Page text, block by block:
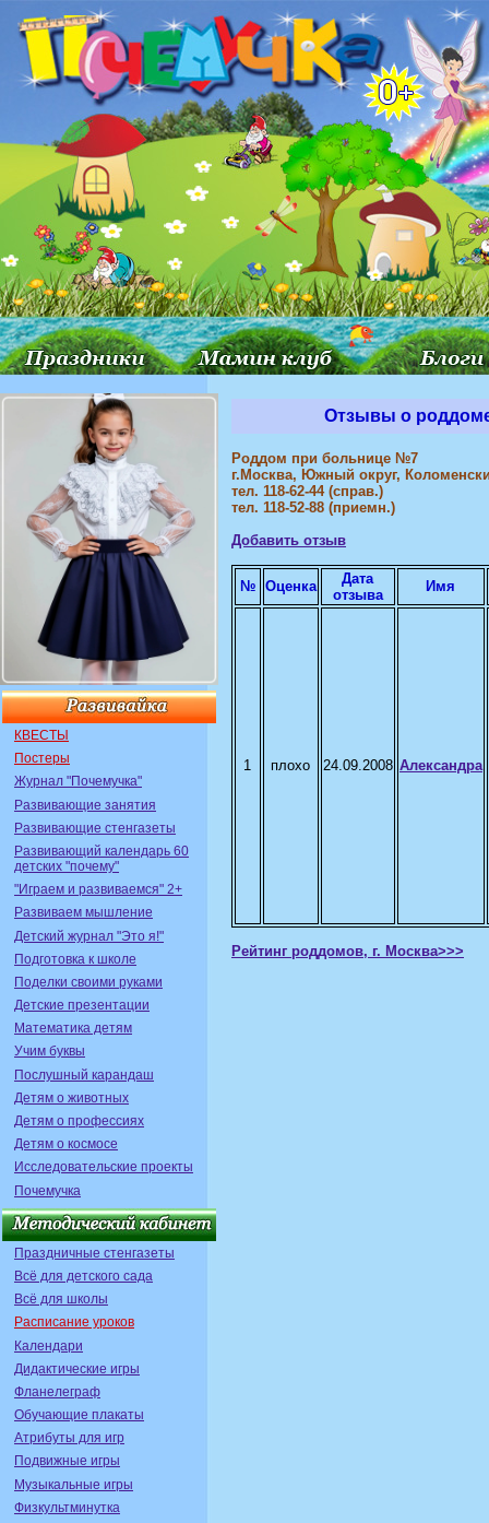
КВЕСТЫ
Постеры
Журнал "Почемучка"
Развивающие занятия
Развивающие стенгазеты
Развивающий календарь 60
детских "почему"
"Играем и развиваемся" 2+
Развиваем мышление
Детский журнал "Это я!"
Подготовка к школе
Поделки своими руками
Детские презентации
Математика детям
Учим буквы
Послушный карандаш
Детям о животных
Детям о профессиях
Детям о космосе
Исследовательские проекты
Почемучка
Праздничные стенгазеты
Всё для детского сада
Всё для школы
Расписание уроков
Календари
Дидактические игры
Фланелеграф
Обучающие плакаты
Атрибуты для игр
Подвижные игры
Музыкальные игры
Физкультминутка
Отзывы о
Роддом при больнице №7
г.Москва, Южный округ,
тел. 118-62-44 (справ.)
тел. 118-52-88 (приемн.)
Добавить отзыв
№ Оценка
Дата
отзыва
Имя
1 плохо 24.09.2008 Александра
Рейтинг роддомов, г. Москва>>>